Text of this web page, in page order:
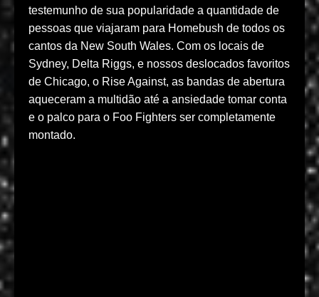
testemunho de sua popularidade a quantidade de
pessoas que viajaram para Homebush de todos os
cantos da New South Wales. Com os locais de
Sydney, Delta Riggs, e nossos deslocados favoritos
de Chicago, o Rise Against, as bandas de abertura
aqueceram a multidão até a ansiedade tomar conta
e o palco para o Foo Fighters ser completamente
montado.